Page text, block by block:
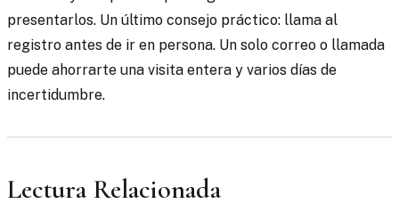
presentarlos. Un último consejo práctico: llama al
registro antes de ir en persona. Un solo correo o llamada
puede ahorrarte una visita entera y varios días de
incertidumbre.
Lectura Relacionada